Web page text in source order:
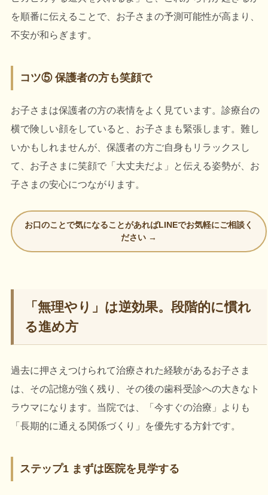
を順番に伝えることで、お子さまの予測可能性が高まり、
不安が和らぎます。
コツ⑤ 保護者の方も笑顔で
お子さまは保護者の方の表情をよく見ています。診療台の
横で険しい顔をしていると、お子さまも緊張します。難し
いかもしれませんが、保護者の方ご自身もリラックスし
て、お子さまに笑顔で「大丈夫だよ」と伝える姿勢が、お
子さまの安心につながります。
お口のことで気になることがあればLINEでお気軽にご相談く
ださい →
「無理やり」は逆効果。段階的に慣れ
る進め方
過去に押さえつけられて治療された経験があるお子さま
は、その記憶が強く残り、その後の歯科受診への大きなト
ラウマになります。当院では、「今すぐの治療」よりも
「長期的に通える関係づくり」を優先する方針です。
ステップ1 まずは医院を見学する